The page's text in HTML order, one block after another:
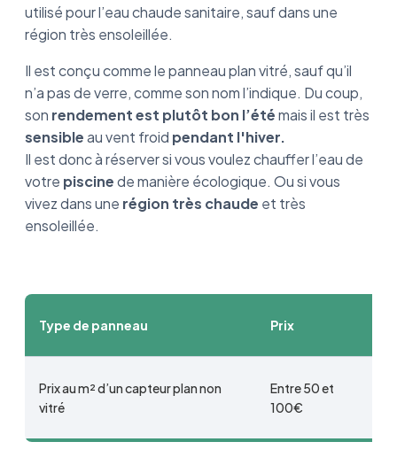
utilisé pour l’eau chaude sanitaire, sauf dans une
région très ensoleillée.
Il est conçu comme le panneau plan vitré, sauf qu’il
n’a pas de verre, comme son nom l’indique. Du coup,
son rendement est plutôt bon l’étémais il est très
sensibleau vent froid pendant l'hiver.
Il est donc à réserver si vous voulez chauffer l’eau de
votre piscinede manière écologique. Ou si vous
vivez dans une région très chaude et très
ensoleillée.
Type de panneau Prix
Prix au m² d’un capteur plan non
vitré
Entre 50 et
100€